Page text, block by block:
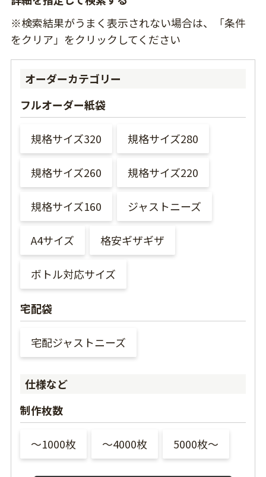
※検索結果がうまく表示されない場合は、「条件
をクリア」をクリックしてください
オーダーカテゴリー
フルオーダー紙袋
規格サイズ320 規格サイズ280
規格サイズ260 規格サイズ220
規格サイズ160 ジャストニーズ
A4サイズ 格安ギザギザ
ボトル対応サイズ
宅配袋
宅配ジャストニーズ
仕様など
制作枚数
〜1000枚 〜4000枚 5000枚〜